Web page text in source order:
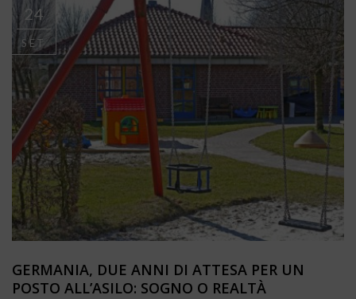
24
SET
GERMANIA, DUE ANNI DI ATTESA PER UN
POSTO ALL’ASILO: SOGNO O REALTÀ